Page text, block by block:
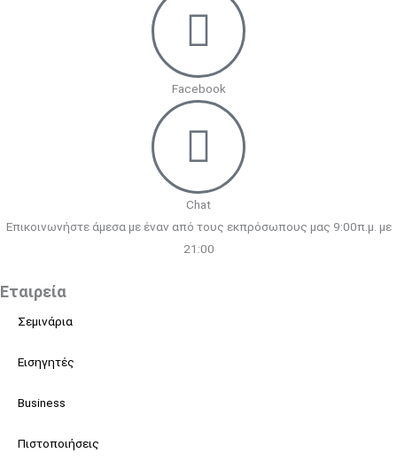
Facebook
Chat
Επικοινωνήστε άμεσα με έναν από τους εκπρόσωπους μας 9:00π.μ. με
21:00
Εταιρεία
Σεμινάρια
Εισηγητές
Business
Πιστοποιήσεις